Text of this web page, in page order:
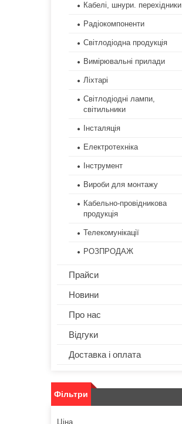
Кабелі, шнури. перехідники
Радіокомпоненти
Світлодіодна продукція
Вимірювальні прилади
Ліхтарі
Світлодіодні лампи,
світильники
Інсталяція
Електротехніка
Інструмент
Вироби для монтажу
Кабельно-провідникова
продукція
Телекомунікації
РОЗПРОДАЖ
Прайси
Новини
Про нас
Відгуки
Доставка і оплата
Фільтри
Ціна